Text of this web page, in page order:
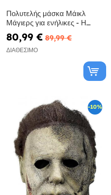
Πολυτελής μάσκα Μάικλ
Μάγιερς για ενήλικες - Η
Νύχτα Με Τις Μάσκες Ι
80,99 € 89,99 €
ΔΙΑΘΈΣΙΜΟ
-10%